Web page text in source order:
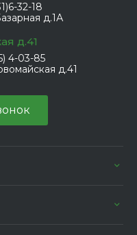
32-18
д.1А
д.41
4-03-85
д.41